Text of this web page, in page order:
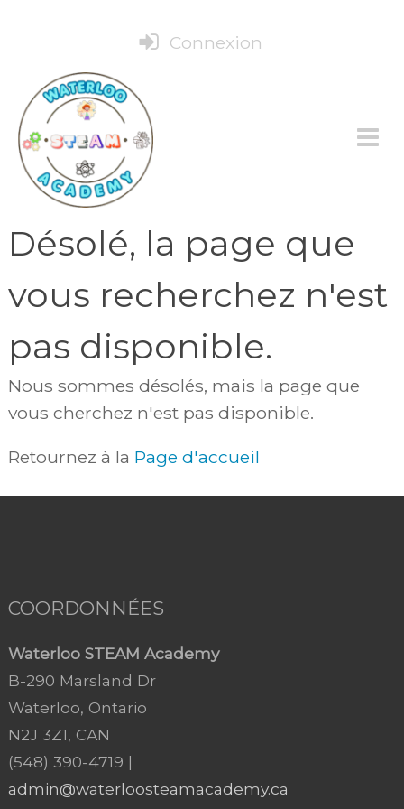
Connexion
Désolé, la page que
vous recherchez n'est
pas disponible.
Nous sommes désolés, mais la page que
vous cherchez n'est pas disponible.
Retournez à la Page d'accueil
COORDONNÉES
Waterloo STEAM Academy
B-290 Marsland Dr
Waterloo, Ontario
N2J 3Z1, CAN
(548) 390-4719 |
admin@waterloosteamacademy.ca